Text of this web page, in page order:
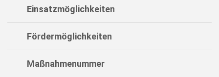
Einsatzmöglichkeiten
Fördermöglichkeiten
Maßnahmenummer